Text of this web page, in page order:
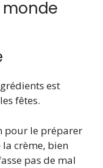
est
fêtes.
pour le préparer
crème, bien
pas de mal